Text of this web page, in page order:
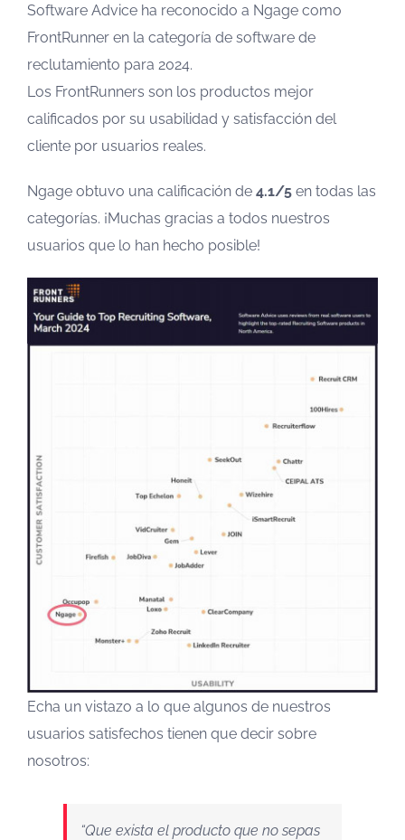
Software Advice ha reconocido a Ngage como
FrontRunner en la categoría de software de
reclutamiento para 2024.
Los FrontRunners son los productos mejor
calificados por su usabilidad y satisfacción del
cliente por usuarios reales.
Ngage obtuvo una calificación de 4.1/5 en todas las
categorías. ¡Muchas gracias a todos nuestros
usuarios que lo han hecho posible!
Echa un vistazo a lo que algunos de nuestros
usuarios satisfechos tienen que decir sobre
nosotros:
“Que exista el producto que no sepas